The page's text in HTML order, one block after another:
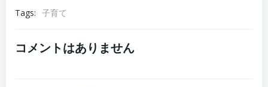
Tags: 子育て
コメントはありません